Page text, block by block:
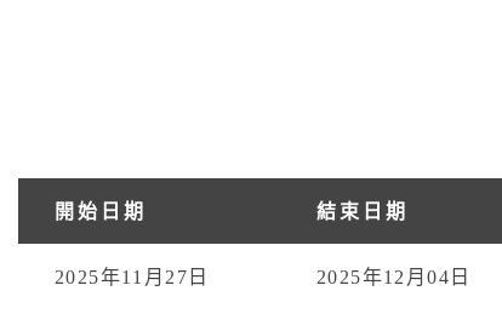
開始日期 結束日期
2025年11月27日 2025年12月04日